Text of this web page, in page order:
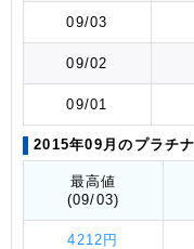
09/03
09/02
09/01
2015年09月のプラチ
最高値
(09/03)
4212円